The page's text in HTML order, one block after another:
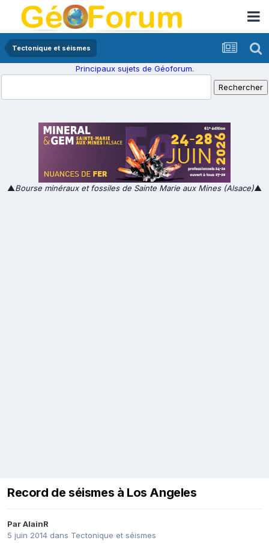
Tectonique et séismes
Principaux sujets de Géoforum.
▲Bourse minéraux et fossiles de Sainte Marie aux Mines (Alsace)▲
Record de séismes à Los Angeles
ParAlainR
5 juin 2014 dans Tectonique et séismes